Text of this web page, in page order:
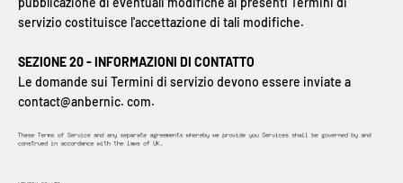
servizio costituisce l'accettazione di tali modifiche.
SEZIONE 20 - INFORMAZIONI DI CONTATTO
Le domande sui Termini di servizio devono essere inviate a
contact@anbernic. com.